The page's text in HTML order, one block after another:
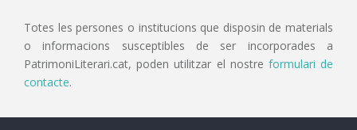
Totes les persones o institucions que disposin de materials
o informacions susceptibles de ser incorporades a
PatrimoniLiterari.cat, poden utilitzar el nostre formulari de
contacte.